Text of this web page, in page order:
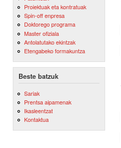
Proiektuak eta kontratuak
Spin-off enpresa
Doktorego programa
Master ofiziala
Antolatutako ekintzak
Etengabeko formakuntza
Beste batzuk
Sariak
Prentsa aipamenak
Ikasleentzat
Kontaktua